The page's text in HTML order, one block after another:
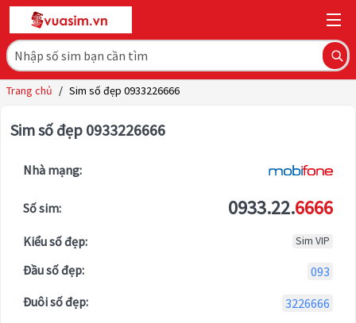
Trang chủ / Sim số đẹp 0933226666
Sim số đẹp 0933226666
Nhà mạng:
Số sim: 0933.22.6666
Kiểu số đẹp: Sim VIP
Đầu số đẹp:
093
Đuôi số đẹp:
3226666